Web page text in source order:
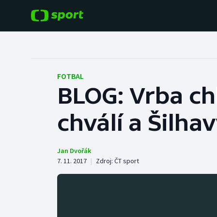
Hokej
Tenis
Cyklistika
Baseball a softbal
Basketbal
Boby a skeleton
FOTBAL
BLOG: Vrba
chválí a
Jan Dvořák
7. 11. 2017 | Zdroj: ČT sport